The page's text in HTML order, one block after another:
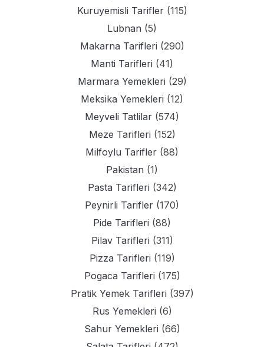
Kuruyemisli Tarifler(115)
Lubnan (5)
Makarna Tarifleri (290)
Manti Tarifleri (41)
Marmara Yemekleri (29)
Meksika Yemekleri (12)
Meyveli Tatlilar (574)
Meze Tarifleri (152)
Milfoylu Tarifler (88)
Pakistan (1)
Pasta Tarifleri (342)
Peynirli Tarifler (170)
Pide Tarifleri (88)
Pilav Tarifleri (311)
Pizza Tarifleri (119)
Pogaca Tarifleri (175)
Pratik Yemek Tarifleri (397)
Rus Yemekleri (6)
Sahur Yemekleri (66)